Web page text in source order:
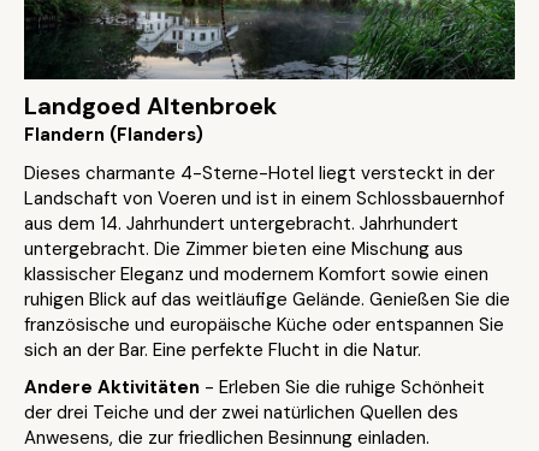
Landgoed Altenbroek
Flandern (Flanders)
Dieses charmante 4-Sterne-Hotel liegt versteckt in der
Landschaft von Voeren und ist in einem Schlossbauernhof
aus dem 14. Jahrhundert untergebracht. Jahrhundert
untergebracht. Die Zimmer bieten eine Mischung aus
klassischer Eleganz und modernem Komfort sowie einen
ruhigen Blick auf das weitläufige Gelände. Genießen Sie die
französische und europäische Küche oder entspannen Sie
sich an der Bar. Eine perfekte Flucht in die Natur.
Andere Aktivitäten - Erleben Sie die ruhige Schönheit
der drei Teiche und der zwei natürlichen Quellen des
Anwesens, die zur friedlichen Besinnung einladen.